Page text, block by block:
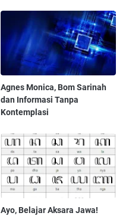
Agnes Monica, Bom Sarinah
dan Informasi Tanpa
Kontemplasi
Ayo, Belajar Aksara Jawa!